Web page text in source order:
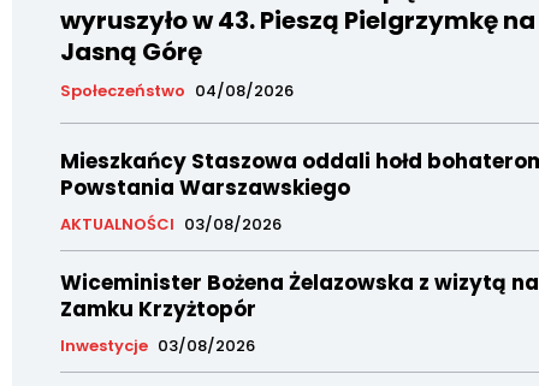
wyruszyło w 43. Pieszą Pielgrzymkę na
Jasną Górę
Społeczeństwo 04/08/2026
Mieszkańcy Staszowa oddali hołd
Powstania Warszawskiego
AKTUALNOŚCI 03/08/2026
Wiceminister Bożena Żelazowska z wizytą na
Zamku Krzyżtopór
Inwestycje 03/08/2026